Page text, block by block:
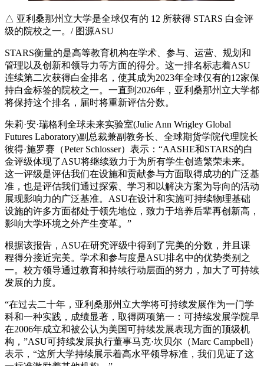
△ 亚利桑那州立大学是全球仅有的 12 所获得 STARS 白金评
级的院校之一。/ 图源ASU
STARS衡量的是高等教育机构在学术、参与、运营、规划和
管理以及创新和领导力等方面的得分。这一排名标志着ASU
连续第二次获得白金排名，使其成为2023年全球仅有的12家保
持白金标签的院校之一。一直到2026年，亚利桑那州立大学都
将保持这个排名，届时将重新评估分数。
朱莉·安·瑞格利全球未来实验室(Julie Ann Wrigley Global
Futures Laboratory)副总裁兼副教务长、全球期货学院代理院长
彼得·施罗赛（Peter Schlosser）表示：“AASHE和STARS的白
金评级体现了ASU将继续致力于为所有学生创造繁荣未来。
这一评级是评估我们在设施和贡献参与方面取得成功的广泛基
准，也是评估我们通过探索、学习和以解决方案为导向的活动
展现影响力的广泛基准。ASU在设计和实施可持续物理基础
设施的许多方面都处于领先地位，致力于培养后辈再创新高，
影响大学环境之外产生变革。”
根据该报告，ASU在研究评级中得到了完美的分数，并且课
程得分接近完美。学术和参与度是ASU排名中的优势类别之
一。校方领导通过教育和持续行动层面的努力，加大了可持续
发展的力度。
“在过去二十年，亚利桑那州立大学将可持续发展作为一门学
科和一种实践，成绩显著，取得两项第一：可持续发展学院早
在2006年成立和被公认为美国可持续发展表现方面的顶级机
构，”ASU可持续发展执行董事马克·坎贝尔（Marc Campbell）
表示，“这所大学持续展示着高水平领导标准，我们见证了这